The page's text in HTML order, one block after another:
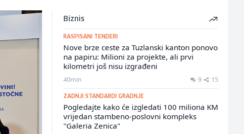
Biznis
RASPISANI TENDERI
Nove brze ceste za Tuzlanski kanton ponovo
na papiru: Milioni za projekte, ali prvi
kilometri još nisu izgrađeni
40min 9 15
ZADNJI STANDARDI GRADNJE
Pogledajte kako će izgledati 100 miliona KM
vrijedan stambeno-poslovni kompleks
"Galeria Zenica"